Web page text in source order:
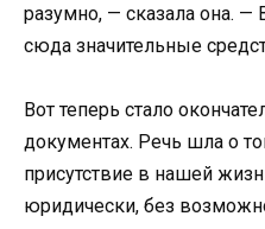
разумно, — сказала она.
сюда значительные
Вот теперь стало
документах. Речь шла о
присутствие в нашей
юридически, без